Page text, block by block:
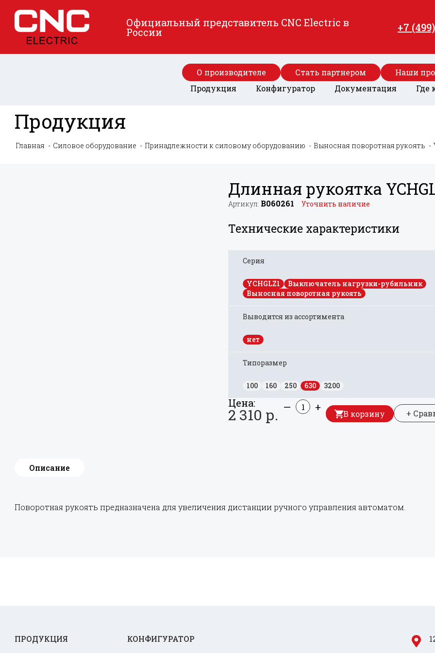
Официальный представитель CNC Electric в
России +7
О производителе Стать партнером
Наши
Продукция
Конфигуратор Документация Где
Продукция
Главная Силовое оборудование Принадлежности к силовому оборудованию Выносная поворотная рукоять
Длинная рукоятка
Артикул: B060261 Уточнить наличие
Технические характеристики
Серия
YCHGLZ1
Выключатель нагрузки-рубильник
Выносная поворотная рукоять
Выводится из ассортимента
нет
Типоразмер
100 160 250 630 3200
Цена:
2 310 р. — +
В корзину +
Описание
Поворотная рукоять предназначена для увеличения дистанции ручного управления автоматом.
ПРОДУКЦИЯ КОНФИГУРАТОР